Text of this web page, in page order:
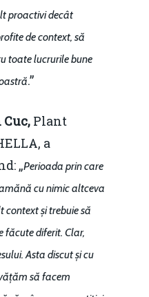
proactivi decât
de context, să
toate lucrurile bune
.”
Plant
a
„Perioada prin care
cu nimic altceva
context și trebuie să
făcute diferit. Clar,
Asta discut și cu
să facem